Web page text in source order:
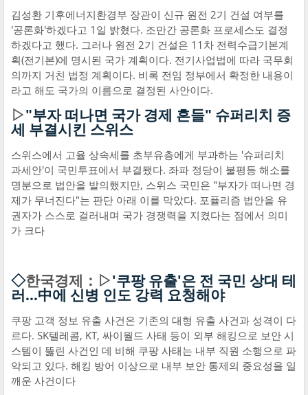
김성환 기후에너지환경부 장관이 신규 원전 2기 건설 여부를
'공론화'하겠다고 1일 밝혔다. 조만간 공론화 프로세스도 결정
하겠다고 했다. 그러나 원전 2기 건설은 11차 전력수급기본계
획(전기본)에 명시된 국가 계획이다. 전기사업법에 따라 국무회
의까지 거친 법정 계획이다. 비록 전임 정부에서 확정한 내용이
라고 해도 국가의 이름으로 결정된 사안이다.
▷"부자 떠나면 국가 경제 흔들" 슈퍼리치 증
세 부결시킨 스위스
스위스에서 고율 상속세를 초부유층에게 부과하는 '슈퍼리치
과세안'이 국민투표에서 부결됐다. 좌파 정당이 불평등 해소를
명분으로 법안을 발의했지만, 스위스 국민은 "부자가 떠나면 경
제가 무너진다"는 판단 아래 이를 막았다. 포퓰리즘 법안을 유
권자가 스스로 걸러내며 국가 경쟁력을 지켰다는 점에서 의미
가 크다
◇한국경제：▷'쿠팡 유출'은 전 국민 상대 테
러…中에 신병 인도 강력 요청해야
쿠팡 고객 정보 유출 사건은 기존의 대형 유출 사건과 성격이 다
르다. SK텔레콤, KT, 싸이월드 사태 등이 외부 해킹으로 보안 시
스템이 뚫린 사건인 데 비해 쿠팡 사태는 내부 직원 소행으로 파
악되고 있다. 해킹 방어 이상으로 내부 보안 통제의 중요성을 일
깨운 사건이다